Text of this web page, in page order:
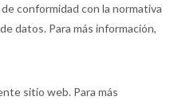
conformidad con la normativa
datos. Para más información,
sitio web. Para más